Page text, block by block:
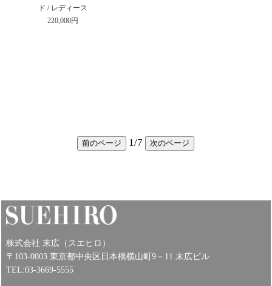
ド / レディース
220,000円
前のページ 1/7 次のページ
株式会社 末広（スエヒロ）
〒103-0003 東京都中央区日本橋横山町9－11 末広ビル
TEL:03-3669-5555